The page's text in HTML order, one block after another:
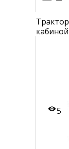
кабиной
5